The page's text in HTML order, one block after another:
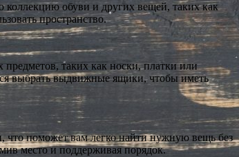
обуви и других вещей, таких как
пространство.
таких как носки, платки или
выбрать выдвижные ящики, чтобы иметь
что поможет вам легко найти нужную вещь без
место и поддерживая порядок.